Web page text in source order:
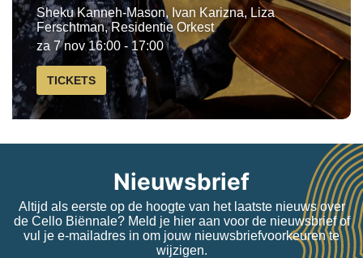
Sheku Kanneh-Mason, Ivan Karizna, Liza
Ferschtman, Residentie Orkest
za 7 nov16:00 - 17:00
TICKETS
Nieuwsbrief
Altijd als eerste op de hoogte van het laatste nieuws over
de Cello Biënnale? Meld je hier aan voor de nieuwsbrief of
vul je e-mailadres in om jouw nieuwsbriefvoorkeuren te
wijzigen.